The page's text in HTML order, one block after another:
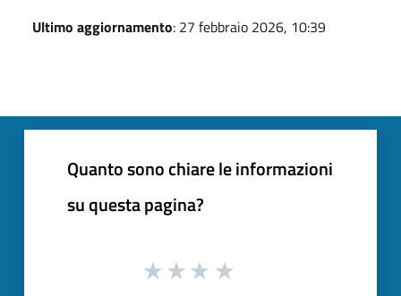
Ultimo aggiornamento: 27 febbraio 2026, 10:39
Quanto sono chiare le informazioni
su questa pagina?